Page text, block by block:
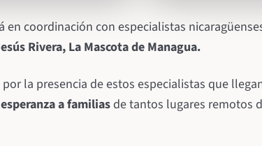
en coordinación con especialistas
Rivera, La Mascota de Managua.
la presencia de estos especialistas que
esperanza a familiasde tantos lugares remotos